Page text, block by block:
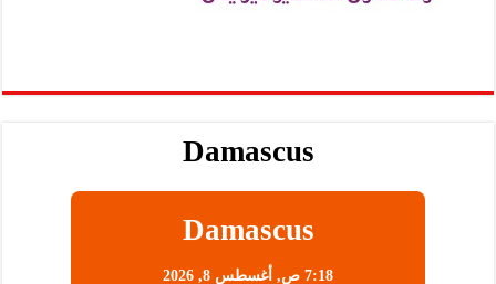
Damascus
Damascus
7:18 ص, أغسطس 8, 2026